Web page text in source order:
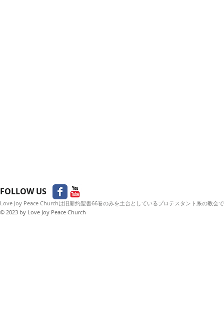
FOLLOW US
Love Joy Peace Churchは旧新約聖書66巻のみを土台としているプロテスタント系の教会
© 2023 by Love Joy Peace Church